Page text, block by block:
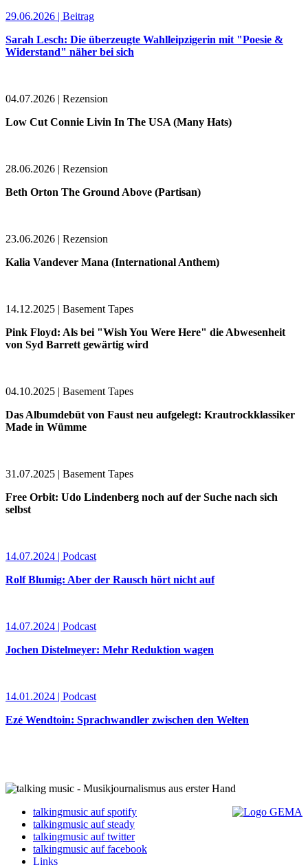
29.06.2026 | Beitrag
Sarah Lesch: Die überzeugte Wahlleipzigerin mit "Poesie &
Widerstand" näher bei sich
04.07.2026 | Rezension
Low Cut Connie Livin In The USA (Many Hats)
28.06.2026 | Rezension
Beth Orton The Ground Above (Partisan)
23.06.2026 | Rezension
Kalia Vandever Mana (International Anthem)
14.12.2025 | Basement Tapes
Pink Floyd: Als bei "Wish You Were Here" die Abwesenheit
von Syd Barrett gewärtig wird
04.10.2025 | Basement Tapes
Das Albumdebüt von Faust neu aufgelegt: Krautrockklassiker
Made in Wümme
31.07.2025 | Basement Tapes
Free Orbit: Udo Lindenberg noch auf der Suche nach sich
selbst
14.07.2024 | Podcast
Rolf Blumig: Aber der Rausch hört nicht auf
14.07.2024 | Podcast
Jochen Distelmeyer: Mehr Reduktion wagen
14.01.2024 | Podcast
Ezé Wendtoin: Sprachwandler zwischen den Welten
talkingmusic auf spotify
talkingmusic auf steady
talkingmusic auf twitter
talkingmusic auf facebook
Links